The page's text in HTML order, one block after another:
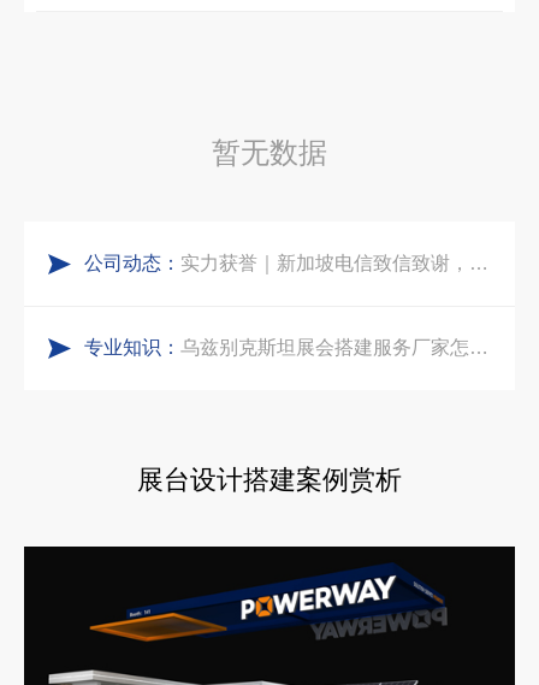
暂无数据
公司动态： 实力获誉｜新加坡电信致信致谢，中励展览圆满交付2026 MWC项目
粽情端午，展梦申城
专业知识：
索马里异地环保设备展可持续展台搭建：避开行业乱象，用模块化绿色方案拿下东非环保订单
乌兹别克斯坦展会搭建服务厂家怎么选？避开行业乱象，实地工厂服务商才是参展标配
展台设计搭建案例赏析